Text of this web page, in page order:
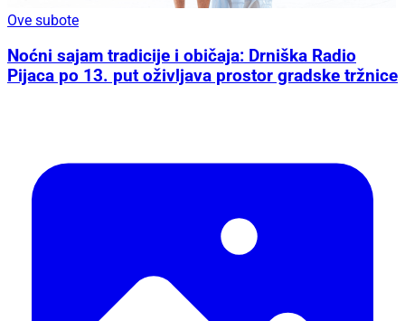
Ove subote
Noćni sajam tradicije i običaja: Drniška Radio
Pijaca po 13. put oživljava prostor gradske tržnice